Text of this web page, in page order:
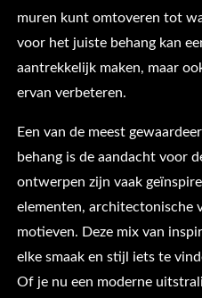
muren kunt omtoveren tot
voor het juiste behang kan
aantrekkelijk maken, maar
ervan verbeteren.
Een van de meest
behang is de aandacht voor
ontwerpen zijn vaak
elementen, architectonische
motieven. Deze mix van
elke smaak en stijl iets te
Of je nu een moderne